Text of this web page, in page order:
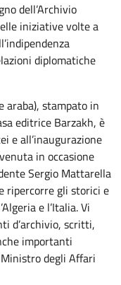
dell’Archivio
iniziative volte a
diplomatiche
araba), stampato in
editrice Barzakh, è
e all’inaugurazione
in occasione
Sergio Mattarella
ripercorre gli storici e
e l’Italia. Vi
d’archivio, scritti,
importanti
degli Affari